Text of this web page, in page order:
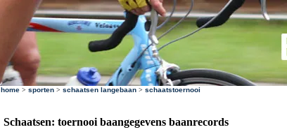
home > sporten > schaatsen langebaan > schaatstoernooi
Schaatsen: toernooi baangegevens baanrecords